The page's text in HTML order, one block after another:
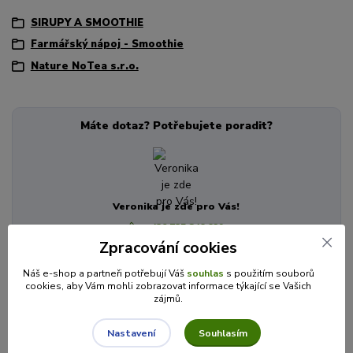
SIRUPY A SMOOTHIE
Farmářský nápoj - Smoothie
Nature NoTea s.r.o.
Máte dotaz? Potřebujete poradit?
Veronika je zde pro Vás!
+420 725 846 639
(Po-Pá, 8-16 hod.)
info@cajecokolady.cz
Související zboží 8
Zpracování cookies
Náš e-shop a partneři potřebují Váš souhlas s použitím souborů
cookies, aby Vám mohli zobrazovat informace týkající se Vašich
zájmů.
Nastavení Souhlasím